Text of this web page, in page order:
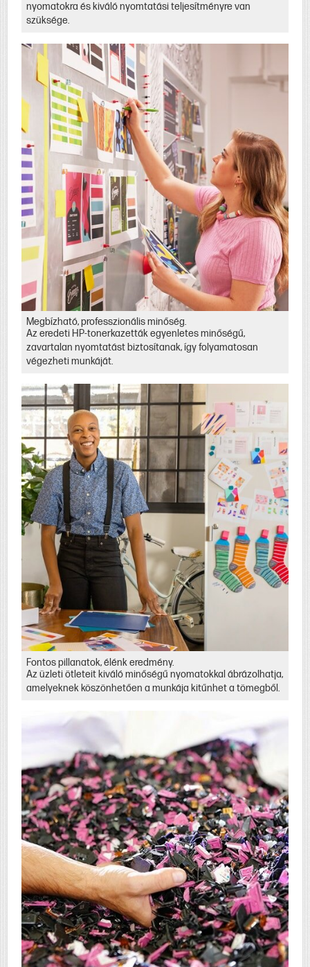
nyomatokra és kiváló nyomtatási teljesítményre van
szüksége.
Megbízható, professzionális minőség.
Az eredeti HP-tonerkazetták egyenletes minőségű,
zavartalan nyomtatást biztosítanak, így folyamatosan
végezheti munkáját.
Fontos pillanatok, élénk eredmény.
Az üzleti ötleteit kiváló minőségű nyomatokkal ábrázolhatja,
amelyeknek köszönhetően a munkája kitűnhet a tömegből.